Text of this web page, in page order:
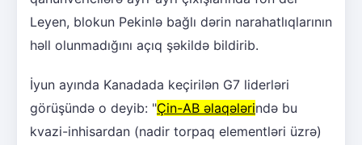
Leyen, blokun Pekinlə bağlı dərin narahatlıqlarının
həll olunmadığını açıq şəkildə bildirib.
İyun ayında Kanadada keçirilən G7 liderləri
görüşündə o deyib: "Çin-AB əlaqələrində bu
kvazi-inhisardan (nadir torpaq elementləri üzrə)